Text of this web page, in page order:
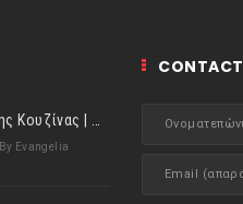
By Evangelia
CONTACT